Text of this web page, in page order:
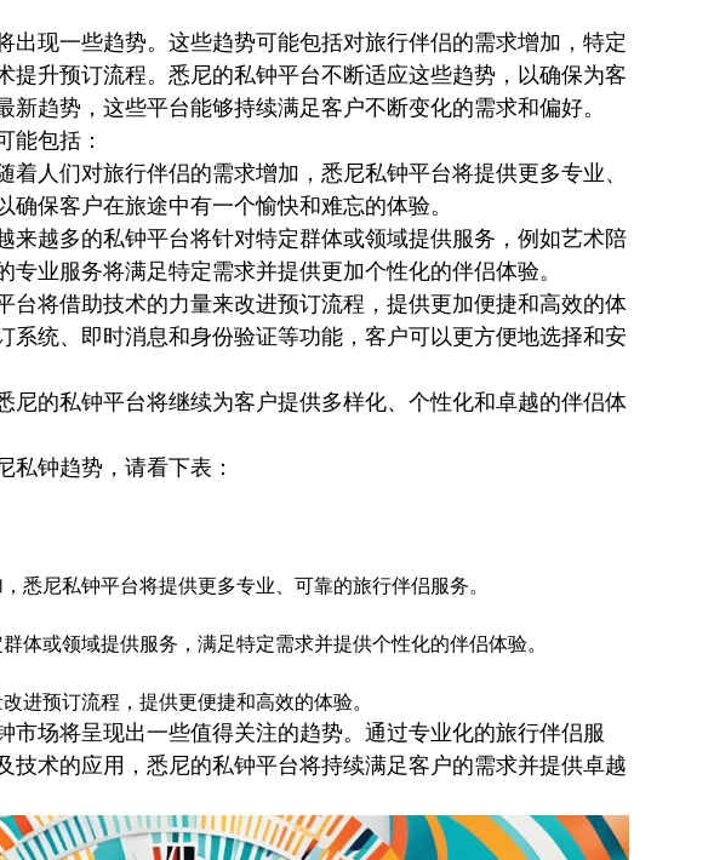
出现一些趋势。这些趋势可能包括对旅行伴侣的需求增加，特定
提升预订流程。悉尼的私钟平台不断适应这些趋势，以确保为客
新趋势，这些平台能够持续满足客户不断变化的需求和偏好。
能包括：
着人们对旅行伴侣的需求增加，悉尼私钟平台将提供更多专业、
确保客户在旅途中有一个愉快和难忘的体验。
来越多的私钟平台将针对特定群体或领域提供服务，例如艺术陪
专业服务将满足特定需求并提供更加个性化的伴侣体验。
台将借助技术的力量来改进预订流程，提供更加便捷和高效的体
系统、即时消息和身份验证等功能，客户可以更方便地选择和安
尼的私钟平台将继续为客户提供多样化、个性化和卓越的伴侣体
私钟趋势，请看下表：
悉尼私钟平台将提供更多专业、可靠的旅行伴侣服务。
体或领域提供服务，满足特定需求并提供个性化的伴侣体验。
进预订流程，提供更便捷和高效的体验。
市场将呈现出一些值得关注的趋势。通过专业化的旅行伴侣服
技术的应用，悉尼的私钟平台将持续满足客户的需求并提供卓越